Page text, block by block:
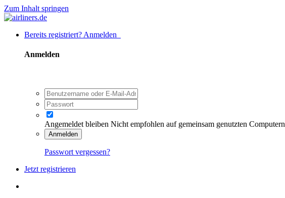
Zum Inhalt springen
Bereits registriert? Anmelden
Anmelden
Angemeldet bleiben Nicht empfohlen auf gemeinsam genutzten Computern
Anmelden
Passwort vergessen?
Jetzt registrieren